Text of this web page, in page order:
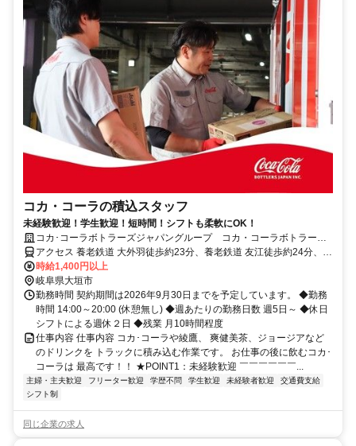
コカ・コーラの積込スタッフ
未経験歓迎！学生歓迎！短時間！シフトも柔軟にOK！
コカ･コーラボトラーズジャパングループ コカ・コーラボトラーズ
ジャパン株式会社【85440】
アクセス 養老鉄道 大外羽徒歩約23分、養老鉄道 友江徒歩約24分、養
老鉄道 烏江徒歩約39分
時給1,400円以上
岐阜県大垣市
勤務時間 契約期間は2026年9月30日までを予定しています。 ◆勤務
時間 14:00～20:00 (休憩無し) ◆週あたりの勤務日数 週5日～ ◆休日
シフトによる週休２日 ◆残業 月10時間程度
仕事内容 仕事内容 コカ･コーラや綾鷹、 爽健美茶、ジョージアなど
のドリンクを トラックに積み込む作業です。 お仕事の後に飲むコカ･
コーラは 最高です！！ ★POINT1：未経験歓迎 ￣￣￣￣￣￣...
主婦・主夫歓迎 フリーター歓迎 学歴不問 学生歓迎 未経験者歓迎
交通費支給
シフト制
同じ企業の求人